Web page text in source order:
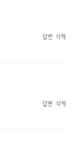
답변 삭제
답변 삭제